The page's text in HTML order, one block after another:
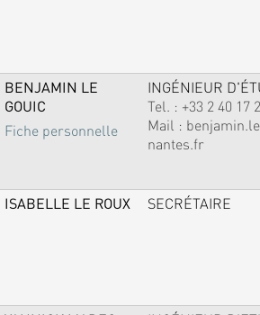
BENJAMIN LE
GOUIC
Fiche personnelle
INGÉNIEUR
Tel. : +33 2 40 17
Mail :
nantes.fr
ISABELLE LE ROUX SECRÉTAIRE